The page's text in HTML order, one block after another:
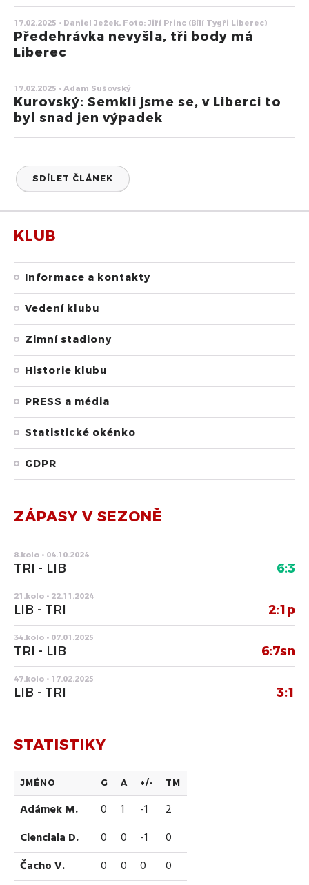
17.02.2025 • Daniel Ježek, Foto: Jiří Princ (Bílí Tygři Liberec)
Předehrávka nevyšla, tři body má
Liberec
17.02.2025 • Adam Sušovský
Kurovský: Semkli jsme se, v Liberci to
byl snad jen výpadek
SDÍLET ČLÁNEK
KLUB
Informace a kontakty
Vedení klubu
Zimní stadiony
Historie klubu
PRESS a média
Statistické okénko
GDPR
ZÁPASY V SEZONĚ
8.kolo • 04.10.2024
TRI - LIB 6:3
21.kolo • 22.11.2024
LIB - TRI 2:1p
34.kolo • 07.01.2025
TRI - LIB 6:7sn
47.kolo • 17.02.2025
LIB - TRI 3:1
STATISTIKY
JMÉNO G A +/- TM
Adámek M. 0 1 -1
2
Cienciala D.
0 0 -1
0
Čacho V.
0 0 0
0